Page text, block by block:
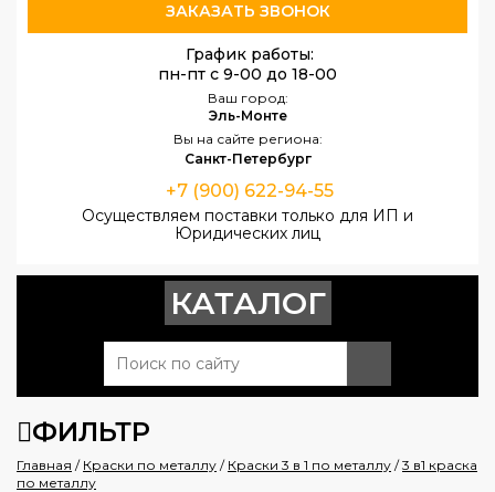
ЗАКАЗАТЬ ЗВОНОК
График работы:
пн-пт с 9-00 до 18-00
Ваш город:
Эль-Монте
Вы на сайте региона:
Санкт-Петербург
+7 (900) 622-94-55
Осуществляем поставки только для ИП и
Юридических лиц
КАТАЛОГ
ФИЛЬТР
Главная / Краски по металлу / Краски 3 в 1 по металлу /3 в1 краска
по металлу